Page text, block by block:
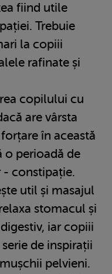
fiind utile
Trebuie
la copiii
rafinate și
copilului cu
are vârsta
în această
o perioadă de
constipație.
util și masajul
stomacul și
iar copiii
de inspirații
pelvieni.